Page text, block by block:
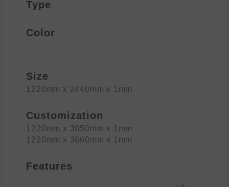
Type
Color
Size
1220mm x 2440mm x 1mm
Customization
1220mm x 3050mm x 1mm
1220mm x 3660mm x 1mm
Features